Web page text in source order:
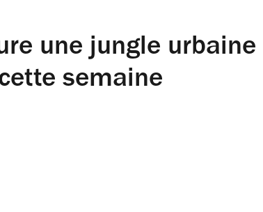
une jungle urbaine
semaine